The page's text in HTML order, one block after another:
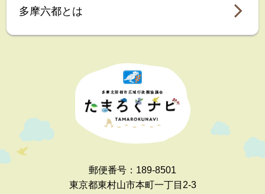
多摩六都とは
多摩北部都市広域行政圏協議会
郵便番号：189-8501
東京都東村山市本町一丁目2-3